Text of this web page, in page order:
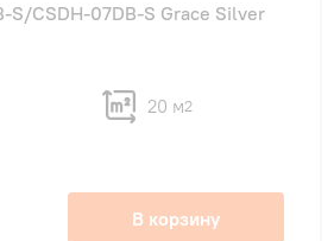
S/CSDH-07DB-S Grace Silver
20 м2
В корзину